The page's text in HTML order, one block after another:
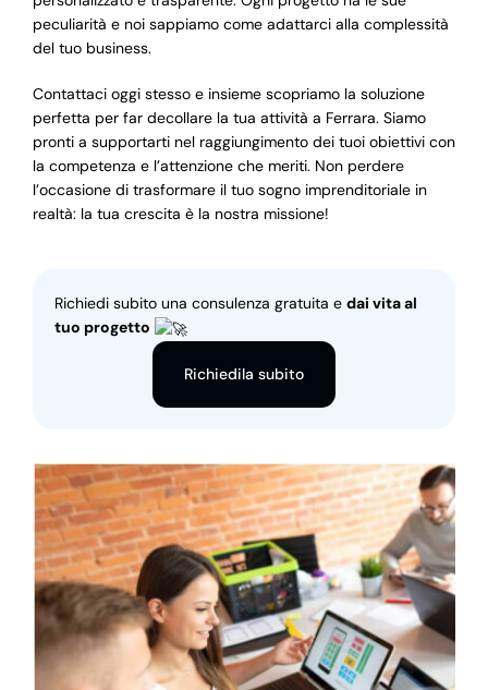
peculiarità e noi sappiamo come adattarci alla complessità
del tuo business.
Contattaci oggi stesso e insieme scopriamo la soluzione
perfetta per far decollare la tua attività a Ferrara. Siamo
pronti a supportarti nel raggiungimento dei tuoi obiettivi con
la competenza e l’attenzione che meriti. Non perdere
l’occasione di trasformare il tuo sogno imprenditoriale in
realtà: la tua crescita è la nostra missione!
Richiedi subito una consulenza gratuita e dai vita al
tuo progetto
Richiedila subito